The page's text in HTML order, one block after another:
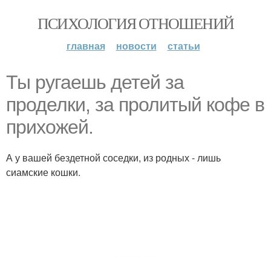
ПСИХОЛОГИЯ ОТНОШЕНИЙ
главная новости статьи
Ты ругаешь детей за
проделки, за пролитый кофе в
прихожей.
А у вашей бездетной соседки, из родных - лишь
сиамские кошки.